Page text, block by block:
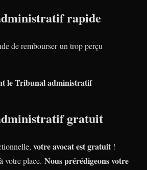
rapide
de rembourser un trop perçu
le Tribunal administratif
gratuit
votre avocat est gratuit !
votre place. Nous prérédigeons votre